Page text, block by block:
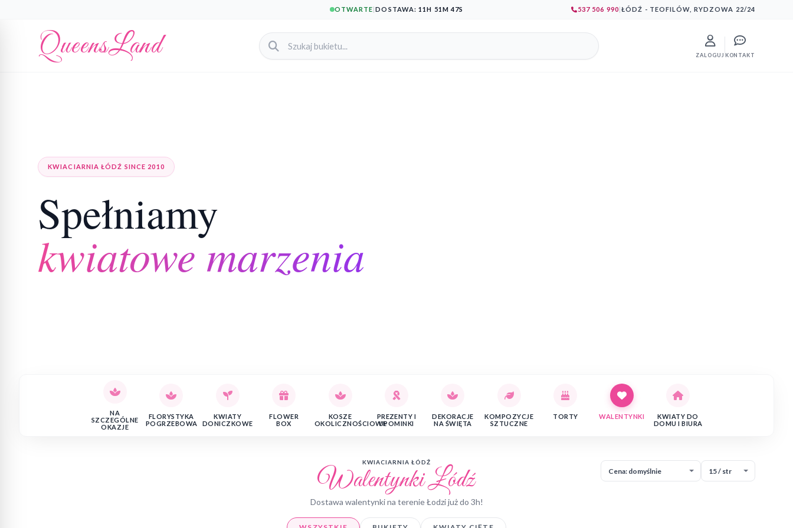
OTWARTE|DOSTAWA:11H 51M 47S 537 506 990|ŁÓDŹ - TEOFILÓW, RYDZOWA 22/24
QueensLand ZALOGUJ KONTAKT
KWIACIARNIA ŁÓDŹ SINCE 2010
Spełniamy
kwiatowe marzenia
NA
SZCZEGÓLNE
OKAZJE
FLORYSTYKA
POGRZEBOWA
KWIATY
DONICZKOWE
FLOWER
BOX
KOSZE
OKOLICZNOŚCIOWE
PREZENTY I
UPOMINKI
DEKORACJE
NA ŚWIĘTA
KOMPOZYCJE
SZTUCZNE
TORTY WALENTYNKI
KWIATY DO
DOMU I BIURA
KWIACIARNIA ŁÓDŹ
Walentynki Łódź
Dostawa walentynki na terenie Łodzi już do 3h!
Liczba